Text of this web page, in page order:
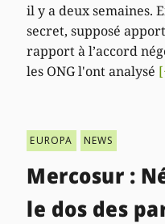
il y a deux semaines.
secret, supposé
rapport à l’accord
les ONG l'ont analysé
EUROPA NEWS
Mercosur :
le dos des